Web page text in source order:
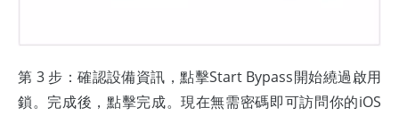
第 3 步：確認設備資訊，點擊Start Bypass開始繞過啟用
鎖。完成後，點擊完成。現在無需密碼即可訪問你的iOS